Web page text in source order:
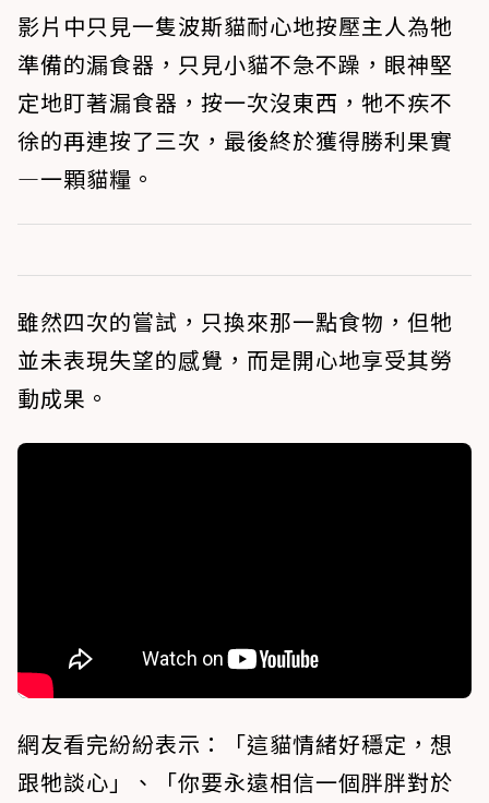
影片中只見一隻波斯貓耐心地按壓主人為牠
準備的漏食器，只見小貓不急不躁，眼神堅
定地盯著漏食器，按一次沒東西，牠不疾不
徐的再連按了三次，最後終於獲得勝利果實
—一顆貓糧。
雖然四次的嘗試，只換來那一點食物，但牠
並未表現失望的感覺，而是開心地享受其勞
動成果。
網友看完紛紛表示：「這貓情緒好穩定，想
跟牠談心」、「你要永遠相信一個胖胖對於